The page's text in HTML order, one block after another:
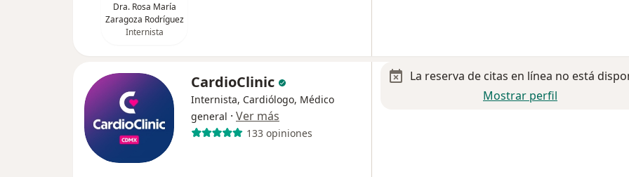
Dra. Rosa María
Zaragoza Rodríguez
Internista
CardioClinic
Internista, Cardiólogo, Médico
general · Ver más
133 opiniones
La reserva de citas en línea no está
Mostrar perfil